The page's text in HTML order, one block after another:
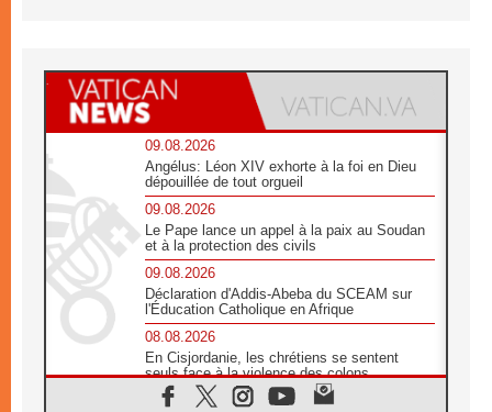
09.08.2026
Angélus: Léon XIV exhorte à la foi en Dieu
dépouillée de tout orgueil
09.08.2026
Le Pape lance un appel à la paix au Soudan
et à la protection des civils
09.08.2026
Déclaration d'Addis-Abeba du SCEAM sur
l'Éducation Catholique en Afrique
08.08.2026
En Cisjordanie, les chrétiens se sentent
seuls face à la violence des colons
08.08.2026